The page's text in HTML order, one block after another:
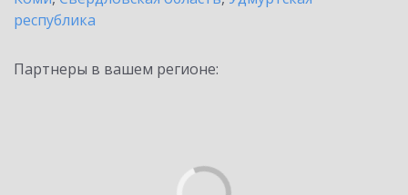
республика
Партнеры в вашем регионе: